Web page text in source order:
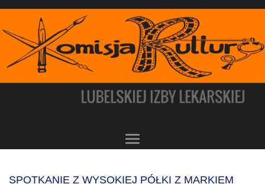
SPOTKANIE Z WYSOKIEJ PÓŁKI Z MARKIEM